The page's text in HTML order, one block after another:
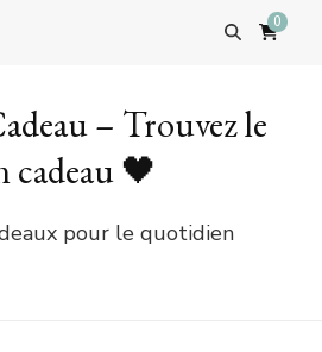
0
– Trouvez le
cadeau 🖤
pour le quotidien